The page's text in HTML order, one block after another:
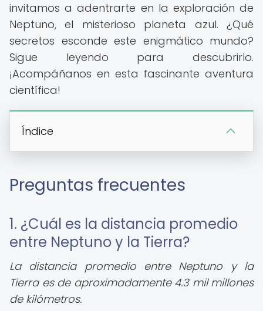
invitamos a adentrarte en la exploración de
Neptuno, el misterioso planeta azul. ¿Qué
secretos esconde este enigmático mundo?
Sigue leyendo para descubrirlo.
¡Acompáñanos en esta fascinante aventura
científica!
Índice
Preguntas frecuentes
1. ¿Cuál es la distancia promedio
entre Neptuno y la Tierra?
La distancia promedio entre Neptuno y la
Tierra es de aproximadamente 4.3 mil millones
de kilómetros.